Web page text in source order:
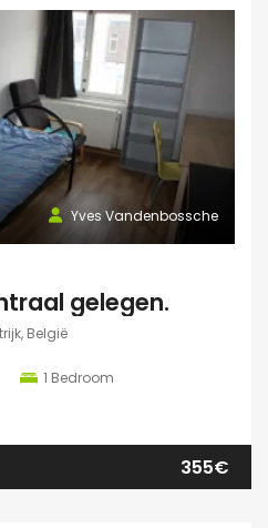
Yves Vandenbossche
gelegen.
België
1 Bedroom
355€